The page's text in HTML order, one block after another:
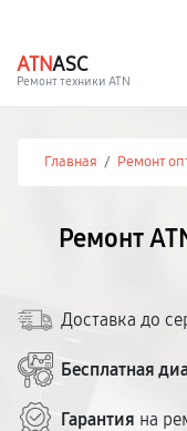
ATNASC
Ремонт техники ATN
Главная / Ремонт
Ремонт
Доставка до
Бесплатная
Гарантия на